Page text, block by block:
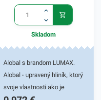
Skladom
Alobal s brandom LUMAX.
Alobal - upravený hliník, ktorý
svoje vlastnosti ako je